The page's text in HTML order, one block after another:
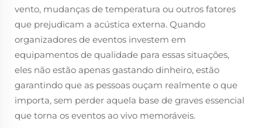
vento, mudanças de temperatura ou outros fatores
que prejudicam a acústica externa. Quando
organizadores de eventos investem em
equipamentos de qualidade para essas situações,
eles não estão apenas gastando dinheiro, estão
garantindo que as pessoas ouçam realmente o que
importa, sem perder aquela base de graves essencial
que torna os eventos ao vivo memoráveis.